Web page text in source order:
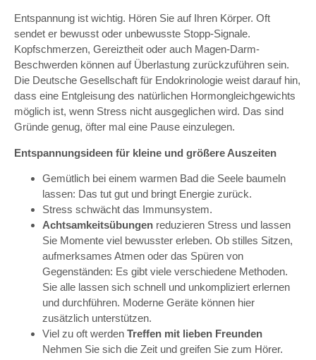
Entspannung ist wichtig. Hören Sie auf Ihren Körper. Oft
sendet er bewusst oder unbewusste Stopp-Signale.
Kopfschmerzen, Gereiztheit oder auch Magen-Darm-
Beschwerden können auf Überlastung zurückzuführen sein.
Die Deutsche Gesellschaft für Endokrinologie weist darauf hin,
dass eine Entgleisung des natürlichen Hormongleichgewichts
möglich ist, wenn Stress nicht ausgeglichen wird. Das sind
Gründe genug, öfter mal eine Pause einzulegen.
Entspannungsideen für kleine und größere Auszeiten
Gemütlich bei einem warmen Bad die Seele baumeln
lassen: Das tut gut und bringt Energie zurück.
Stress schwächt das Immunsystem.
Achtsamkeitsübungen reduzieren Stress und lassen
Sie Momente viel bewusster erleben. Ob stilles Sitzen,
aufmerksames Atmen oder das Spüren von
Gegenständen: Es gibt viele verschiedene Methoden.
Sie alle lassen sich schnell und unkompliziert erlernen
und durchführen. Moderne Geräte können hier
zusätzlich unterstützen.
Viel zu oft werden Treffen mit lieben Freunden
Nehmen Sie sich die Zeit und greifen Sie zum Hörer.